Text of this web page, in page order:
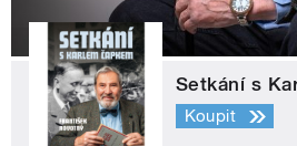
Setkání s
Koupit